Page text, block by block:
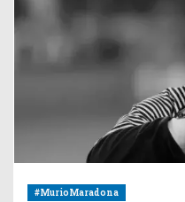
#MurioMaradona